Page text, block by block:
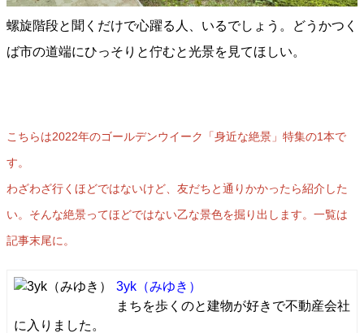
螺旋階段と聞くだけで心躍る人、いるでしょう。どうかつく
ば市の道端にひっそりと佇むと光景を見てほしい。
こちらは2022年のゴールデンウイーク「身近な絶景」特集の1本で
す。
わざわざ行くほどではないけど、友だちと通りかかったら紹介した
い。そんな絶景ってほどではない乙な景色を掘り出します。一覧は
記事末尾に。
3yk（みゆき）
まちを歩くのと建物が好きで不動産会社
に入りました。